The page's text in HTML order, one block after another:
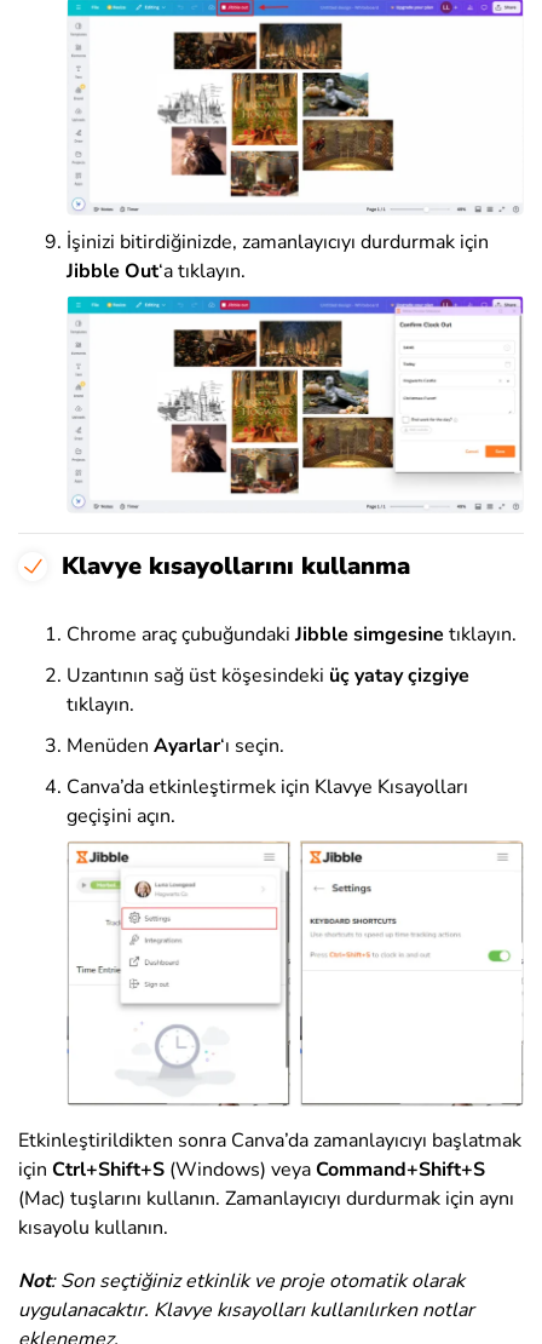
İşinizi bitirdiğinizde, zamanlayıcıyı durdurmak için
Jibble Out‘a tıklayın.
Klavye kısayollarını kullanma
Chrome araç çubuğundaki Jibble simgesine tıklayın.
Uzantının sağ üst köşesindeki üç yatay çizgiye
tıklayın.
Menüden Ayarlar‘ı seçin.
Canva’da etkinleştirmek için Klavye Kısayolları
geçişini açın.
Etkinleştirildikten sonra Canva’da zamanlayıcıyı başlatmak
için Ctrl+Shift+S (Windows) veyaCommand+Shift+S
(Mac) tuşlarını kullanın. Zamanlayıcıyı durdurmak için aynı
kısayolu kullanın.
Not: Son seçtiğiniz etkinlik ve proje otomatik olarak
uygulanacaktır. Klavye kısayolları kullanılırken notlar